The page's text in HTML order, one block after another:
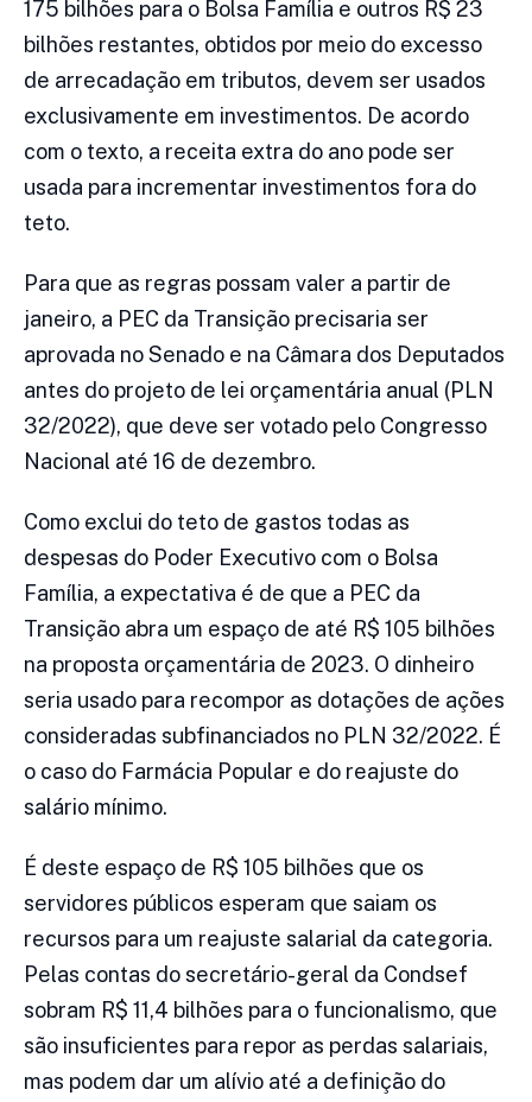
175 bilhões para o Bolsa Família e outros R$ 23
bilhões restantes, obtidos por meio do excesso
de arrecadação em tributos, devem ser usados
exclusivamente em investimentos. De acordo
com o texto, a receita extra do ano pode ser
usada para incrementar investimentos fora do
teto.
Para que as regras possam valer a partir de
janeiro, a PEC da Transição precisaria ser
aprovada no Senado e na Câmara dos Deputados
antes do projeto de lei orçamentária anual (PLN
32/2022), que deve ser votado pelo Congresso
Nacional até 16 de dezembro.
Como exclui do teto de gastos todas as
despesas do Poder Executivo com o Bolsa
Família, a expectativa é de que a PEC da
Transição abra um espaço de até R$ 105 bilhões
na proposta orçamentária de 2023. O dinheiro
seria usado para recompor as dotações de ações
consideradas subfinanciados no PLN 32/2022. É
o caso do Farmácia Popular e do reajuste do
salário mínimo.
É deste espaço de R$ 105 bilhões que os
servidores públicos esperam que saiam os
recursos para um reajuste salarial da categoria.
Pelas contas do secretário-geral da Condsef
sobram R$ 11,4 bilhões para o funcionalismo, que
são insuficientes para repor as perdas salariais,
mas podem dar um alívio até a definição do